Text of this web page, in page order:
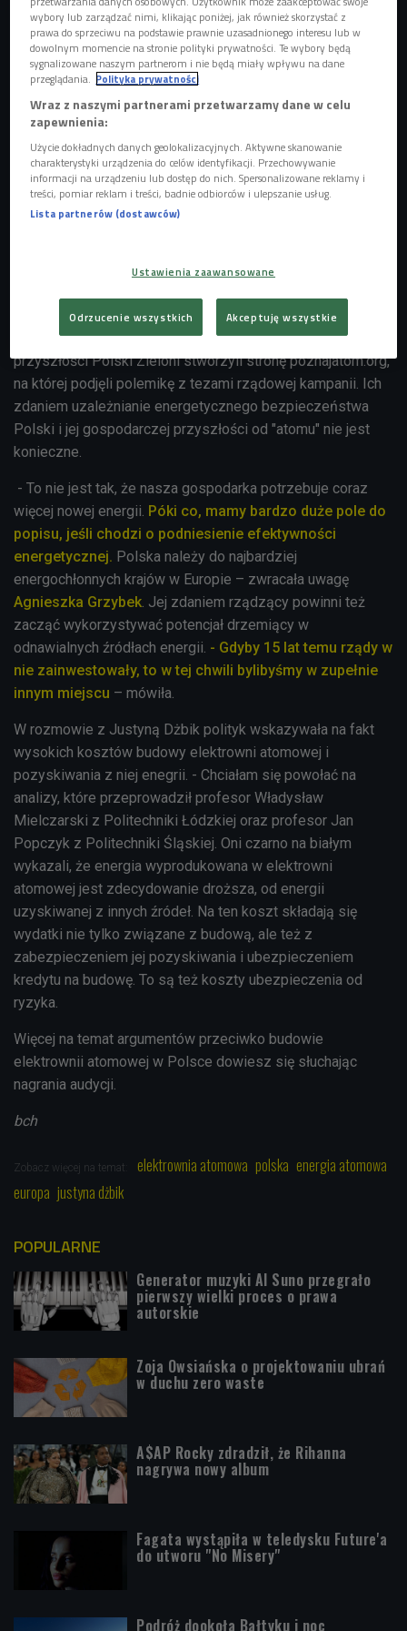
04'53
Kasia Węsierska ekologicznych sposobach
pozyskiwania energii
Polska już od wielu lat przymierza się do budowy
elektrowni atomowej. Planuje się, iż pierwsza tego typu
budowla ma powstać w roku 2020. Rząd by uzyskać
akceptację dla tej wzbudzającej kontrowersje inwestycji
rozpoczął niedawno kampanię
argumentach "za” - zwracała uwagę szefowa partii
Zielonych. By włączyć się w dyskusję, co do atomowej
przyszłości Polski Zieloni stworzyli stronę poznajatom.org,
na której podjęli polemikę z tezami rządowej kampanii. Ich
zdaniem uzależnianie energetycznego bezpieczeństwa
Polski i jej gospodarczej przyszłości od "atomu" nie jest
konieczne.
- To nie jest tak, że nasza gospodarka potrzebuje coraz
więcej nowej energii. Póki co, mamy bardzo duże pole do
popisu, jeśli chodzi o podniesienie efektywności
energetycznej. Polska należy do najbardziej
energochłonnych krajów w Europie – zwracała uwagę
Agnieszka Grzybek. Jej zdaniem rządzący powinni też
zacząć wykorzystywać potencjał drzemiący w
odnawialnych źródłach energii. - Gdyby 15 lat temu rządy w
nie zainwestowały, to w tej chwili bylibyśmy w zupełnie
innym miejscu – mówiła.
W rozmowie z Justyną Dżbik polityk wskazywała na fakt
wysokich kosztów budowy elektrowni atomowej i
pozyskiwania z niej enegrii. - Chciałam się powołać na
analizy, które przeprowadził profesor Władysław
Mielczarski z Politechniki Łódzkiej oraz profesor Jan
Popczyk z Politechniki Śląskiej. Oni czarno na białym
wykazali, że energia wyprodukowana w elektrowni
atomowej jest zdecydowanie droższa, od energii
uzyskiwanej z innych źródeł. Na ten koszt składają się
wydatki nie tylko związane z budową, ale też z
zabezpieczeniem jej pozyskiwania i ubezpieczeniem
kredytu na budowę. To są też koszty ubezpieczenia od
ryzyka.
Więcej na temat argumentów przeciwko budowie
elektrownii atomowej w Polsce dowiesz się słuchając
nagrania audycji.
bch
Zobacz więcej na temat: elektrownia atomowa polska energia atomowa
europa justyna dżbik
POPULARNE
Generator muzyki AI Suno przegrało
pierwszy wielki proces o prawa
autorskie
Zoja Owsiańska o projektowaniu ubrań
w duchu zero waste
A$AP Rocky zdradził, że Rihanna
nagrywa nowy album
Fagata wystąpiła w teledysku Future'a
do utworu "No Misery"
Podróż dookoła Bałtyku i noc
wybory lub zarządzać nimi, klikając poniżej, jak również skorzystać z
prawa do sprzeciwu na podstawie prawnie uzasadnionego interesu lub w
dowolnym momencie na stronie polityki prywatności. Te wybory będą
sygnalizowane naszym partnerom i nie będą miały wpływu na dane
przeglądania.
Polityka prywatności
Wraz z naszymi partnerami przetwarzamy dane w celu
zapewnienia:
Użycie dokładnych danych geolokalizacyjnych. Aktywne skanowanie
charakterystyki urządzenia do celów identyfikacji. Przechowywanie
informacji na urządzeniu lub dostęp do nich. Spersonalizowane reklamy i
treści, pomiar reklam i treści, badnie odbiorców i ulepszanie usług.
Lista partnerów (dostawców)
Ustawienia zaawansowane
Odrzucenie wszystkich Akceptuję wszystkie